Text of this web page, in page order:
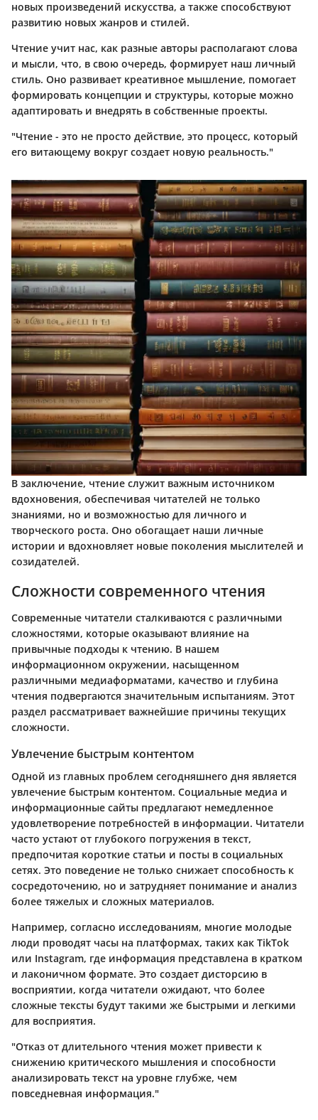
новых произведений искусства, а также способствуют
развитию новых жанров и стилей.
Чтение учит нас, как разные авторы располагают слова
и мысли, что, в свою очередь, формирует наш личный
стиль. Оно развивает креативное мышление, помогает
формировать концепции и структуры, которые можно
адаптировать и внедрять в собственные проекты.
"Чтение - это не просто действие, это процесс, который
его витающему вокруг создает новую реальность."
В заключение, чтение служит важным источником
вдохновения, обеспечивая читателей не только
знаниями, но и возможностью для личного и
творческого роста. Оно обогащает наши личные
истории и вдохновляет новые поколения мыслителей и
созидателей.
Сложности современного чтения
Современные читатели сталкиваются с различными
сложностями, которые оказывают влияние на
привычные подходы к чтению. В нашем
информационном окружении, насыщенном
различными медиаформатами, качество и глубина
чтения подвергаются значительным испытаниям. Этот
раздел рассматривает важнейшие причины текущих
сложности.
Увлечение быстрым контентом
Одной из главных проблем сегодняшнего дня является
увлечение быстрым контентом. Социальные медиа и
информационные сайты предлагают немедленное
удовлетворение потребностей в информации. Читатели
часто устают от глубокого погружения в текст,
предпочитая короткие статьи и посты в социальных
сетях. Это поведение не только снижает способность к
сосредоточению, но и затрудняет понимание и анализ
более тяжелых и сложных материалов.
Например, согласно исследованиям, многие молодые
люди проводят часы на платформах, таких как TikTok
или Instagram, где информация представлена в кратком
и лаконичном формате. Это создает дисторсию в
восприятии, когда читатели ожидают, что более
сложные тексты будут такими же быстрыми и легкими
для восприятия.
"Отказ от длительного чтения может привести к
снижению критического мышления и способности
анализировать текст на уровне глубже, чем
повседневная информация."